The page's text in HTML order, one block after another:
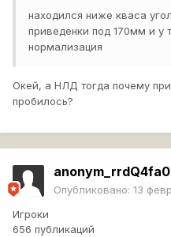
находился ниже кваса
приведенки под 170мм и у
нормализация
Окей, а НЛД тогда почему
пробилось?
Опубликовано: 13
Игроки
656 публикаций